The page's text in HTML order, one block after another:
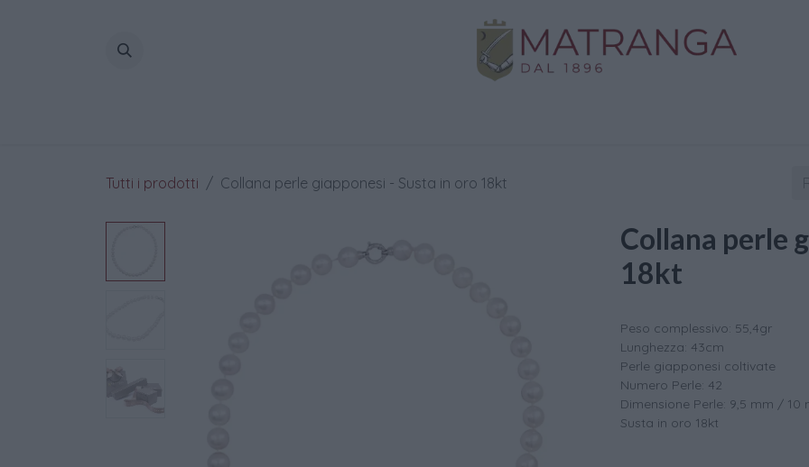
Tutti i prodotti Collana perle giapponesi - Susta in oro 18kt
Collana perle
18kt
Peso complessivo: 55,4gr
Lunghezza: 43cm
Perle giapponesi coltivate
Numero Perle: 42
Dimensione Perle: 9,5 mm / 10
Susta in oro 18kt